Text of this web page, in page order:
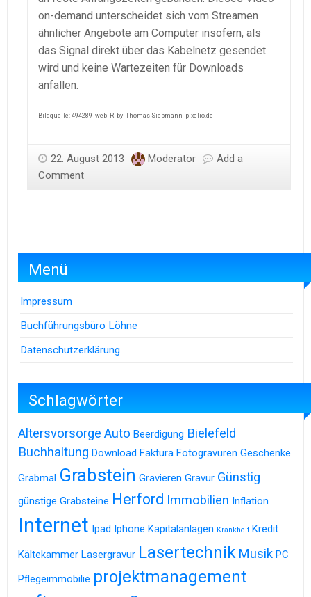
on-demand unterscheidet sich vom Streamen
ähnlicher Angebote am Computer insofern, als
das Signal direkt über das Kabelnetz gesendet
wird und keine Wartezeiten für Downloads
anfallen.
Bildquelle: 494289_web_R_by_Thomas Siepmann_pixelio.de
22. August 2013 Moderator
Add a
Comment
Menü
Impressum
Buchführungsbüro Löhne
Datenschutzerklärung
Schlagwörter
Altersvorsorge Auto Beerdigung Bielefeld
Buchhaltung Download Faktura Fotogravuren Geschenke
Grabmal Grabstein Gravieren Gravur Günstig
günstige Grabsteine Herford Immobilien Inflation
Internet Ipad Iphone Kapitalanlagen Krankheit Kredit
Kältekammer Lasergravur Lasertechnik Musik PC
Pflegeimmobilie projektmanagement